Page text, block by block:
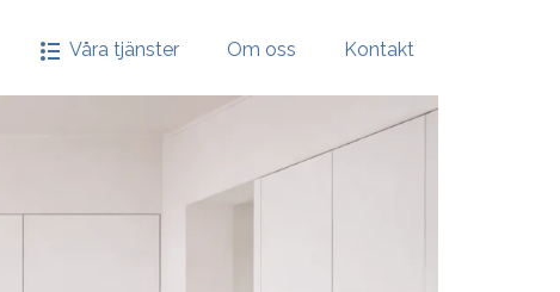
Våra tjänster Om oss Kontakt